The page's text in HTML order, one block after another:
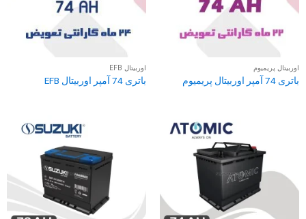
اوربیتال پریمیوم
باتری 74 آمپر اوربیتال پریمیوم
اوربیتال EFB
باتری 74 آمپر اوربیتال EFB